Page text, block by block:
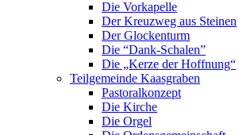
Die Vorkapelle
Der Kreuzweg aus Steinen
Der Glockenturm
Die “Dank-Schalen”
Die „Kerze der Hoffnung“
Teilgemeinde Kaasgraben
Pastoralkonzept
Die Kirche
Die Orgel